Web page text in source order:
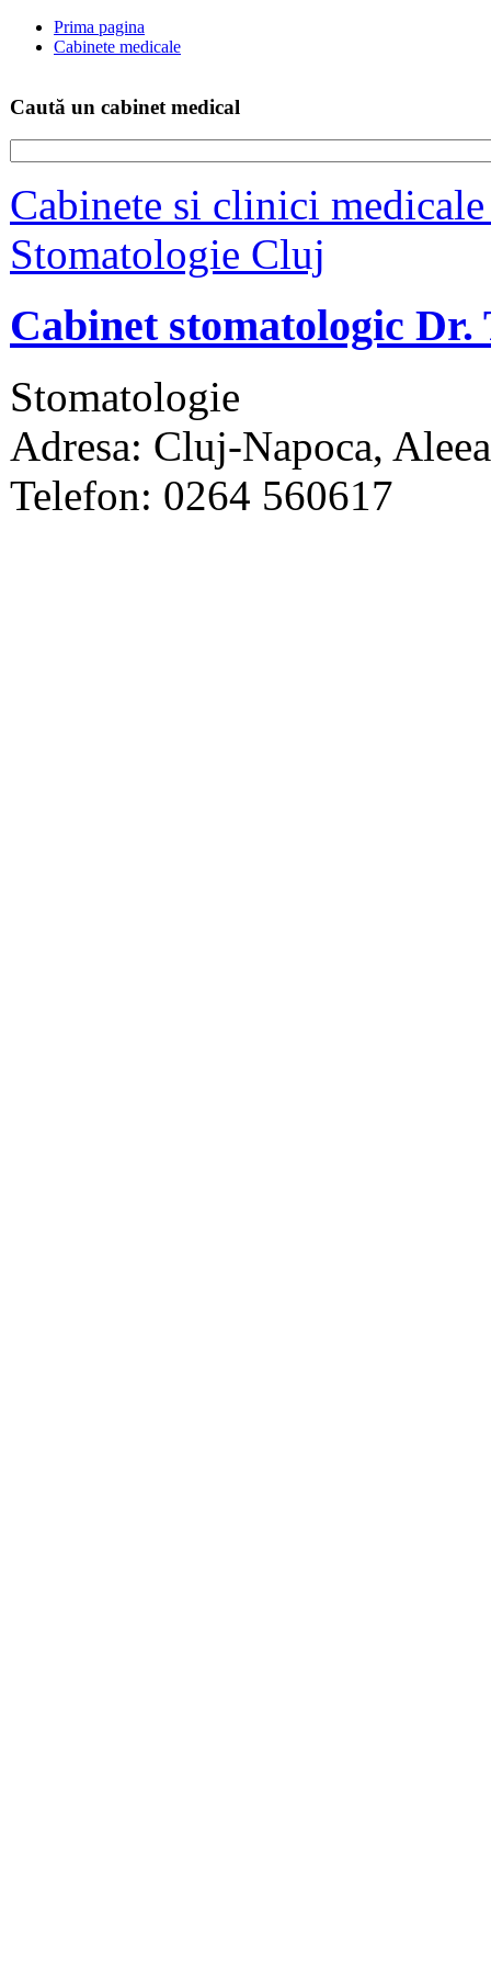
Prima pagina
Cabinete medicale
Caută un cabinet medical
Cabinete si clinici
Stomatologie Cluj
Cabinet stomatologic
Stomatologie
Adresa: Cluj-Napoca,
Telefon: 0264 560617